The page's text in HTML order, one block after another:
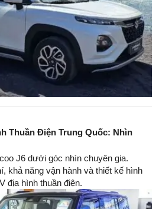
Thuần Điện Trung Quốc: Nhìn
J6 dưới góc nhìn chuyên gia.
khả năng vận hành và thiết kế hình
địa hình thuần điện.